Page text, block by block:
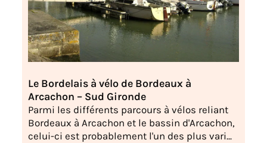
Le Bordelais à vélo de Bordeaux à
Arcachon – Sud Gironde
Parmi les différents parcours à vélos reliant
Bordeaux à Arcachon et le bassin d'Arcachon,
celui-ci est probablement l'un des plus vari...